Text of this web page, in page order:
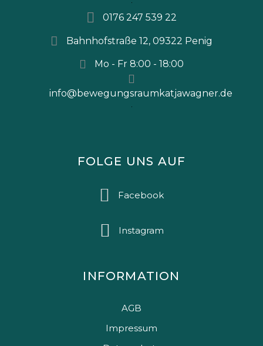
0176 247 539 22
Bahnhofstraße 12, 09322 Penig
Mo - Fr 8:00 - 18:00
info@bewegungsraumkatjawagner.de
FOLGE UNS AUF
Facebook
Instagram
INFORMATION
AGB
Impressum